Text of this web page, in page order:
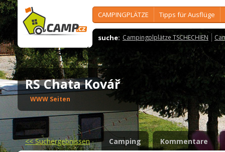
CAMPINGPLÄTZE Tipps für Ausflüge
suche: Campingplplätze TSCHECHIEN
RS Chata Kovář
WWW Seiten
<<Suchergebnissen Camping Kommentare